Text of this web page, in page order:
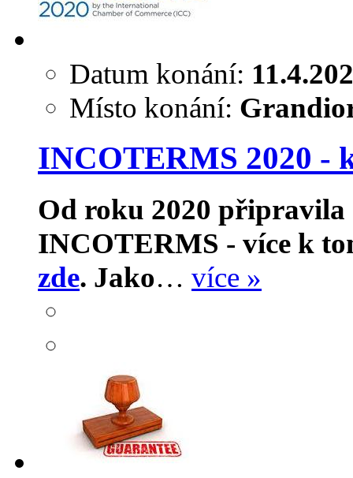
Datum konání:
Místo konání:
INCOTERMS 2020 -
Od roku 2020
INCOTERMS - více k
zde. Jako… více »